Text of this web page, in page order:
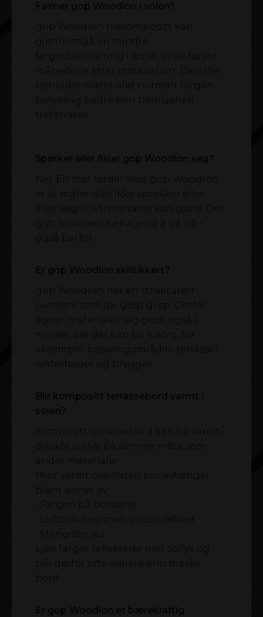
Falmer gop Woodlon i solen?
gop Woodlon trekompositt kan
gjennomgå en mindre
fargestabilisering i løpet av de første
månedene etter installasjon. Deretter
beholder materialet normalt fargen
betydelig bedre enn tradisjonell
treterrasse.
Spørker eller fliser gop Woodlon seg?
Nei. En stor fordel med gop Woodlon
er at materialet ikke sprekker eller
fliser seg slik treterrasse kan gjøre. Det
gjør terrassen behagelig å gå på –
også barfot.
Er gop Woodlon sklisikkert?
gop Woodlon har en strukturert
overflate som gir godt grep. Derfor
egner materialet seg godt også i
miljøer der det kan bli fuktig, for
eksempel: bassengområder, terrasser,
vinterhager og brygger.
Blir kompositt terrassebord varmt i
solen?
Kompositt terrassebord kan bli varmt i
direkte sollys, på samme måte som
andre materialer.
Hvor varmt overflaten blir avhenger
blant annet av:
• Fargen på bordene
• Luftsirkulasjonen under dekket
• Mengden sol
Lyse farger reflekterer mer sollys og
blir derfor ofte svalere enn mørke
Er gop Woodlon et bærekraftig